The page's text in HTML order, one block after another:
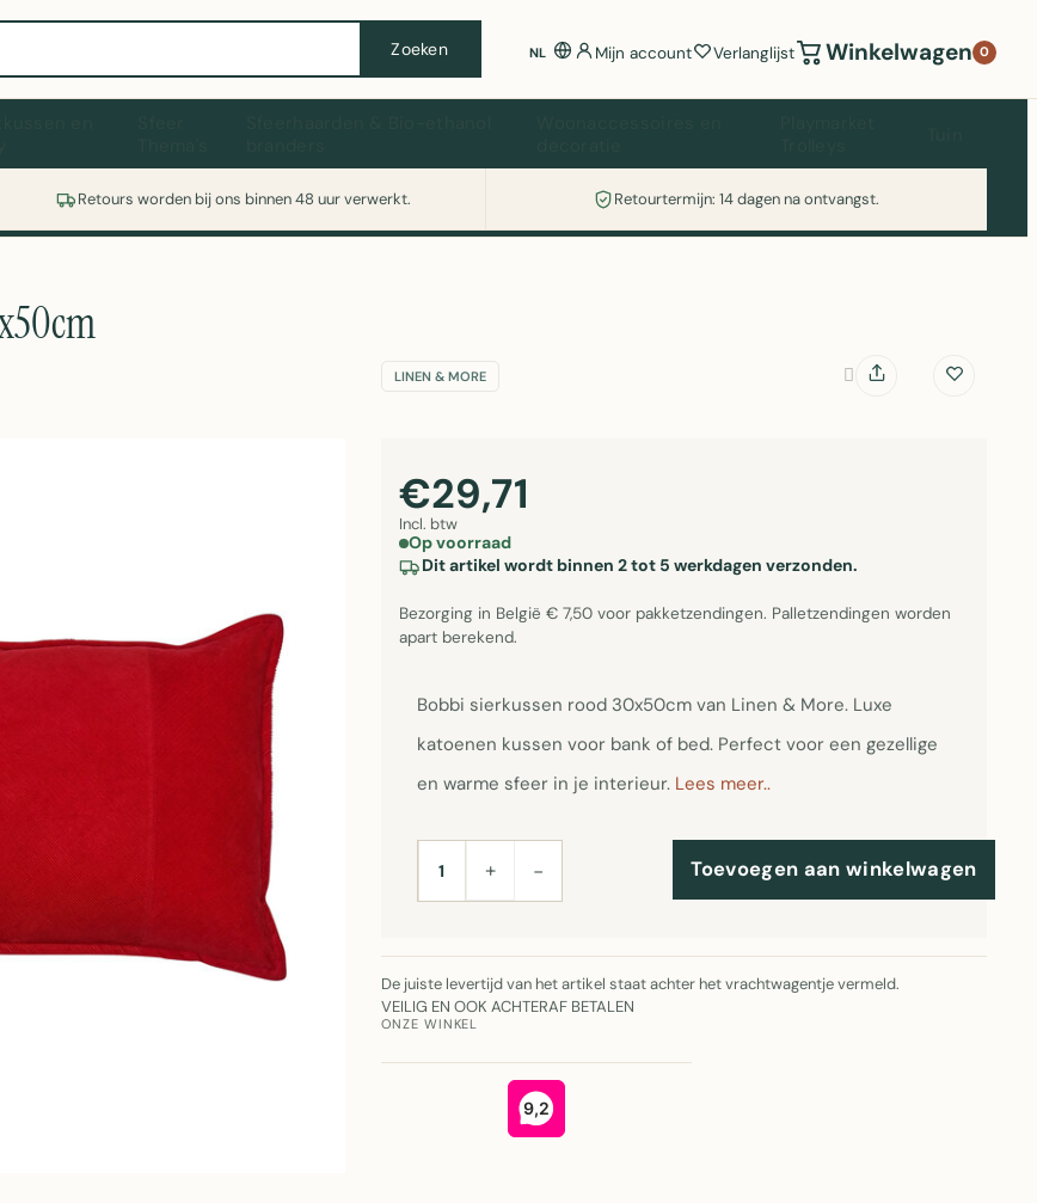
Zoeken NL Mijn account Verlanglijst Winkelwagen 0
Retours worden bij ons binnen 48 uur verwerkt. Retourtermijn: 14 dagen na ontvangst.
of koelkast nodig? Vergelijk alle prijzen op Witgoedaanbod.nl
LINEN & MORE
€29,71
Incl. btw
Op voorraad
Dit artikel wordt binnen 2 tot 5 werkdagen verzonden.
Bezorging in België € 7,50 voor pakketzendingen. Palletzendingen worden
apart berekend.
Bobbi sierkussen rood 30x50cm van Linen & More. Luxe
katoenen kussen voor bank of bed. Perfect voor een gezellige
en warme sfeer in je interieur. Lees meer..
AANTAL+ − Toevoegen aan winkelwagen
De juiste levertijd van het artikel staat achter het vrachtwagentje vermeld.
VEILIG EN OOK ACHTERAF BETALEN
ONZE WINKEL